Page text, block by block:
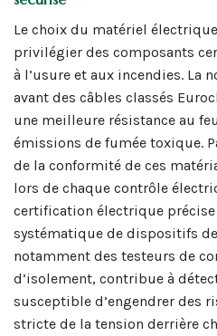
Le choix du matériel
privilégier des composants
à l’usure et aux incendies. La
avant des câbles classés
une meilleure résistance au
émissions de fumée toxique.
de la conformité de ces
lors de chaque contrôle
certification électrique précise
systématique de dispositifs
notamment des testeurs de
d’isolement, contribue à
susceptible d’engendrer des
stricte de la tension derrière